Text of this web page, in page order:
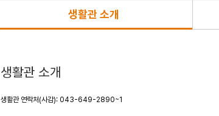
생활관 소개
생활관 소개
생활관 연락처(사감): 043-649-2890~1